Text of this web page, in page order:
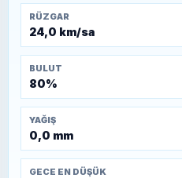
RÜZGAR
24,0 km/sa
BULUT
80%
YAĞIŞ
0,0 mm
GECE EN DÜŞÜK